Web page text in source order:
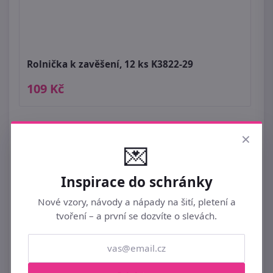
Rolnička k zavěšení, 12 ks K3822-29
109 Kč
×
💌
Inspirace do schránky
Nové vzory, návody a nápady na šití, pletení a
tvoření – a první se dozvíte o slevách.